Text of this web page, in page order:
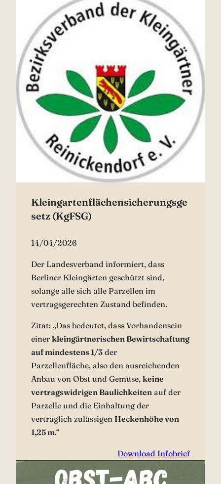
Kleingartenflächensicherungsge
setz (KgFSG)
14/04/2026
Der Landesverband informiert, dass
Berliner Kleingärten geschützt sind,
solange alle sich alle Parzellen im
vertragsgerechten Zustand befinden.
Zitat: „Das bedeutet, dass Vorhandensein
einer kleingärtnerischen Bewirtschaftung
auf mindestens 1/3der
Parzellenfläche, also den ausreichenden
Anbau von Obst und Gemüse, keine
vertragswidrigen Baulichkeiten auf der
Parzelle und die Einhaltung der
vertraglich zulässigen Heckenhöhe von
1,25 m.“
Download Infobrief